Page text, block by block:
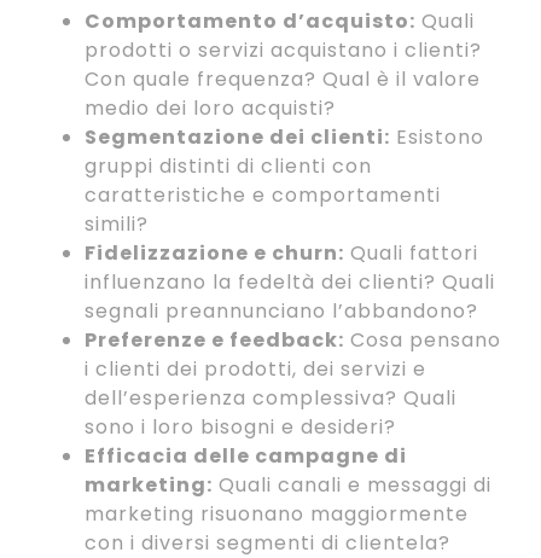
Comportamento d’acquisto: Quali
prodotti o servizi acquistano i clienti?
Con quale frequenza? Qual è il valore
medio dei loro acquisti?
Segmentazione dei clienti: Esistono
gruppi distinti di clienti con
caratteristiche e comportamenti
simili?
Fidelizzazione e churn: Quali fattori
influenzano la fedeltà dei clienti? Quali
segnali preannunciano l’abbandono?
Preferenze e feedback: Cosa pensano
i clienti dei prodotti, dei servizi e
dell’esperienza complessiva? Quali
sono i loro bisogni e desideri?
Efficacia delle campagne di
marketing: Quali canali e messaggi di
marketing risuonano maggiormente
con i diversi segmenti di clientela?